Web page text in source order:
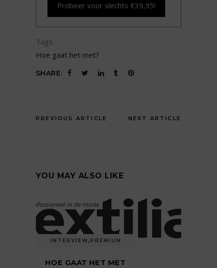
Probeer voor slechts €39,95!
Tags:
Hoe gaat het met?
SHARE:
PREVIOUS ARTICLE NEXT ARTICLE
YOU MAY ALSO LIKE
INTERVIEW, PREMIUM
HOE GAAT HET MET